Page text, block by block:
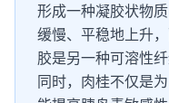
形成一种凝胶状物
缓慢、平稳地上升
胶是另一种可溶性
同时，肉桂不仅是